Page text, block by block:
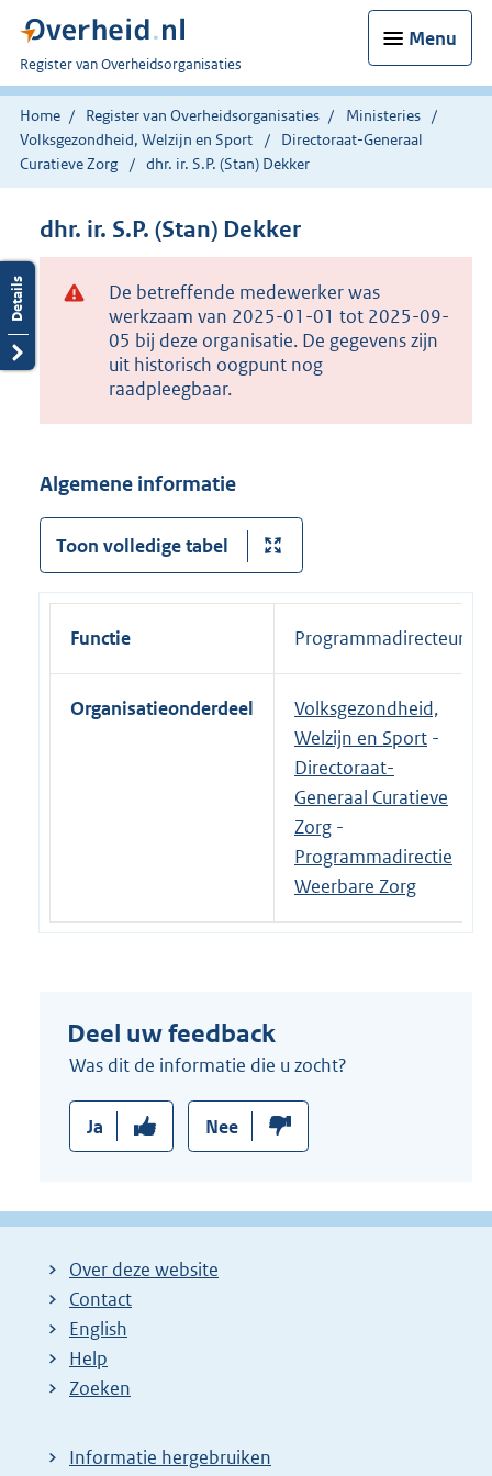
Menu
U
bent
nu
hier:
Register van Overheidsorganisaties
Home Register van Overheidsorganisaties
Ministeries
Volksgezondheid, Welzijn en Sport
Directoraat-Generaal
Curatieve Zorg
dhr. ir. S.P. (Stan) Dekker
dhr. ir. S.P. (Stan) Dekker
De betreffende medewerker was
werkzaam van 2025-01-01 tot 2025-09-
05 bij deze organisatie. De gegevens zijn
uit historisch oogpunt nog
raadpleegbaar.
Algemene informatie
Toon volledige tabel
Functie Programmadirecteur
Organisatieonderdeel
Volksgezondheid,
Welzijn en Sport -
Directoraat-
Generaal Curatieve
Zorg -
Programmadirectie
Weerbare Zorg
Deel uw feedback
Was dit de informatie die u zocht?
Ja Nee
Over deze website
Contact
English
Help
Zoeken
Informatie hergebruiken